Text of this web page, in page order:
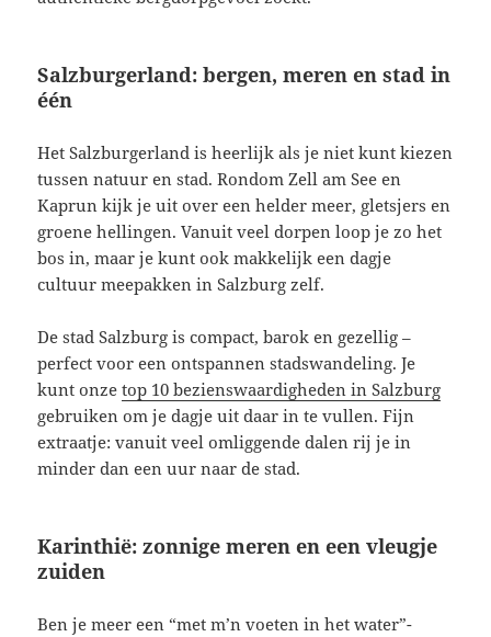
Salzburgerland: bergen, meren en stad in
één
Het Salzburgerland is heerlijk als je niet kunt kiezen
tussen natuur en stad. Rondom Zell am See en
Kaprun kijk je uit over een helder meer, gletsjers en
groene hellingen. Vanuit veel dorpen loop je zo het
bos in, maar je kunt ook makkelijk een dagje
cultuur meepakken in Salzburg zelf.
De stad Salzburg is compact, barok en gezellig –
perfect voor een ontspannen stadswandeling. Je
kunt onzetop 10 bezienswaardigheden in Salzburg
gebruiken om je dagje uit daar in te vullen. Fijn
extraatje: vanuit veel omliggende dalen rij je in
minder dan een uur naar de stad.
Karinthië: zonnige meren en een vleugje
zuiden
Ben je meer een “met m’n voeten in het water”-